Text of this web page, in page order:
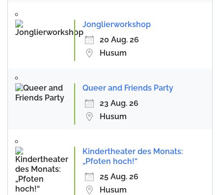
Jonglierworkshop
20 Aug. 26
Husum
Queer and Friends Party
23 Aug. 26
Husum
Kindertheater des Monats:
„Pfoten hoch!“
25 Aug. 26
Husum